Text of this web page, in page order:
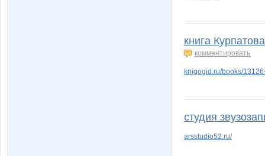
книга
комментировать
knigogid.ru/books/
студия
arsstudio52.ru/